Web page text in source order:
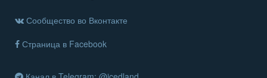
Сообщество во Вконтакте
Страница в Facebook